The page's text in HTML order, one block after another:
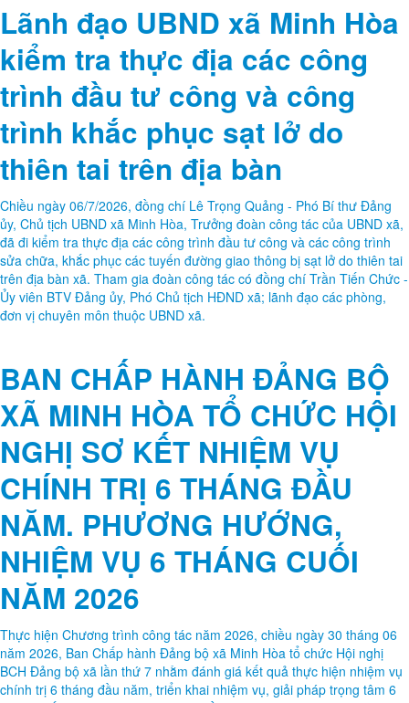
Lãnh đạo UBND xã Minh Hòa
kiểm tra thực địa các công
trình đầu tư công và công
trình khắc phục sạt lở do
thiên tai trên địa bàn
Chiều ngày 06/7/2026, đồng chí Lê Trọng Quảng - Phó Bí thư Đảng
ủy, Chủ tịch UBND xã Minh Hòa, Trưởng đoàn công tác của UBND xã,
đã đi kiểm tra thực địa các công trình đầu tư công và các công trình
sửa chữa, khắc phục các tuyến đường giao thông bị sạt lở do thiên tai
trên địa bàn xã. Tham gia đoàn công tác có đồng chí Trần Tiến Chức -
Ủy viên BTV Đảng ủy, Phó Chủ tịch HĐND xã; lãnh đạo các phòng,
đơn vị chuyên môn thuộc UBND xã.
BAN CHẤP HÀNH ĐẢNG BỘ
XÃ MINH HÒA TỔ CHỨC HỘI
NGHỊ SƠ KẾT NHIỆM VỤ
CHÍNH TRỊ 6 THÁNG ĐẦU
NĂM. PHƯƠNG HƯỚNG,
NHIỆM VỤ 6 THÁNG CUỐI
NĂM 2026
Thực hiện Chương trình công tác năm 2026, chiều ngày 30 tháng 06
năm 2026, Ban Chấp hành Đảng bộ xã Minh Hòa tổ chức Hội nghị
BCH Đảng bộ xã lần thứ 7 nhằm đánh giá kết quả thực hiện nhiệm vụ
chính trị 6 tháng đầu năm, triển khai nhiệm vụ, giải pháp trọng tâm 6